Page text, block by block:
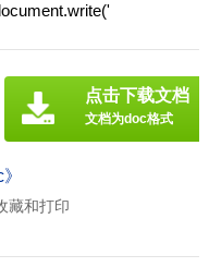
藏和打印
点击下载文档
文档为doc格式